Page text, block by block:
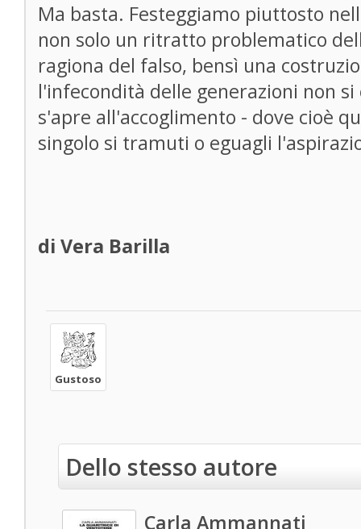
Ma basta. Festeggiamo piuttosto
non solo un ritratto problematico
ragiona del falso, bensì una
l'infecondità delle generazioni non
s'apre all'accoglimento - dove cioè
singolo si tramuti o eguagli
di Vera Barilla
Gustoso
Dello stesso autore
Carla Ammannati